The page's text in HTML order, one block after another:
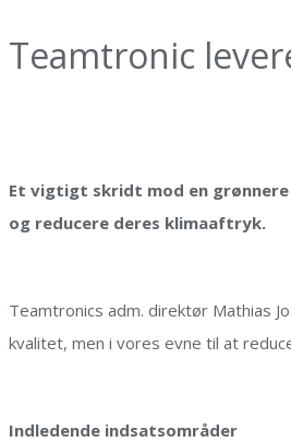
Teamtronic
Et vigtigt skridt mod en
og reducere deres klimaaftryk.
Teamtronics adm. direktør Mathias
kvalitet, men i vores evne til at
Indledende indsatsområder